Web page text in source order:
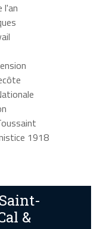
l'an
1918
&